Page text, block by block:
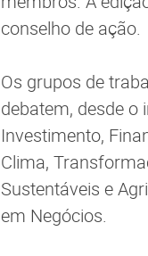
conselho de ação.
Os grupos de
debatem, desde o
Investimento,
Clima,
Sustentáveis e
em Negócios.